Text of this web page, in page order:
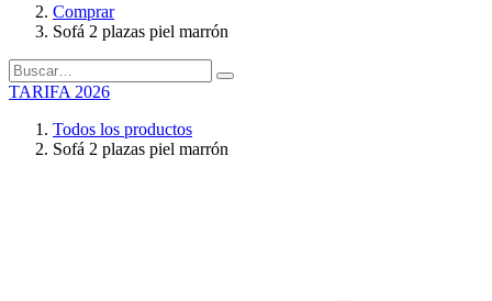
Comprar
Sofá 2 plazas piel marrón
TARIFA 2026
Todos los productos
Sofá 2 plazas piel marrón